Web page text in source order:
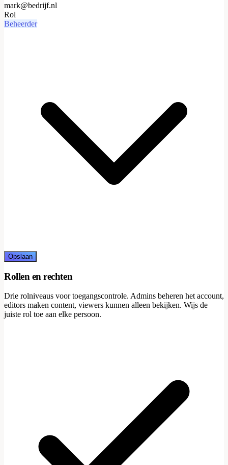
mark@bedrijf.nl
Rol
Beheerder
Opslaan
Rollen en rechten
Drie rolniveaus voor toegangscontrole. Admins beheren het account,
editors maken content, viewers kunnen alleen bekijken. Wijs de
juiste rol toe aan elke persoon.